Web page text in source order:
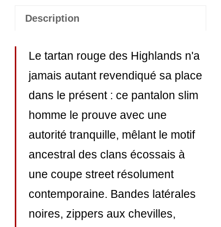
Description
Le tartan rouge des Highlands n'a
jamais autant revendiqué sa place
dans le présent : ce pantalon slim
homme le prouve avec une
autorité tranquille, mêlant le motif
ancestral des clans écossais à
une coupe street résolument
contemporaine. Bandes latérales
noires, zippers aux chevilles,